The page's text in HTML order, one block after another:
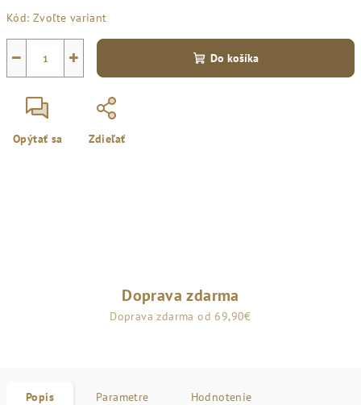
cena:
Kód: Zvoľte variant
+
− Do košíka
Opýtať sa Zdieľať
Doprava zdarma
Doprava zdarma od 69,90€
Popis Parametre Hodnotenie